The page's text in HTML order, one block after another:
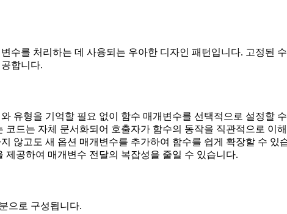
수를 처리하는 데 사용되는 우아한 디자인 패턴입니다. 고정된
합니다.
유형을 기억할 필요 없이 함수 매개변수를 선택적으로 설정할
코드는 자체 문서화되어 호출자가 함수의 동작을 직관적으로 이
않고도 새 옵션 매개변수를 추가하여 함수를 쉽게 확장할 수 있
제공하여 매개변수 전달의 복잡성을 줄일 수 있습니다.
으로 구성됩니다.